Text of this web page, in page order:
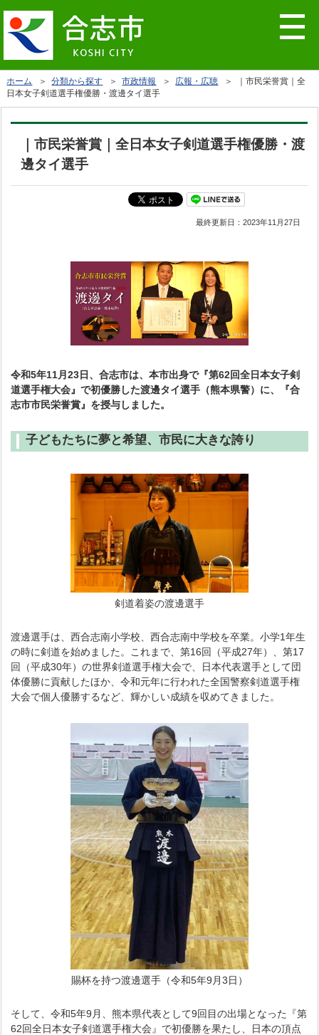
ホーム ＞分類から探す ＞市政情報 ＞ 広報・広聴 ＞ ｜市民栄誉賞｜全
日本女子剣道選手権優勝・渡邊タイ選手
｜市民栄誉賞｜全日本女子剣道選手権優勝・渡
邊タイ選手
最終更新日：2023年11月27日
令和5年11月23日、合志市は、本市出身で『第62回全日本女子剣
道選手権大会』で初優勝した渡邊タイ選手（熊本県警）に、『合
志市市民栄誉賞』を授与しました。
子どもたちに夢と希望、市民に大きな誇り
剣道着姿の渡邊選手
渡邊選手は、西合志南小学校、西合志南中学校を卒業。小学1年生
の時に剣道を始めました。これまで、第16回（平成27年）、第17
回（平成30年）の世界剣道選手権大会で、日本代表選手として団
体優勝に貢献したほか、令和元年に行われた全国警察剣道選手権
大会で個人優勝するなど、輝かしい成績を収めてきました。
賜杯を持つ渡邊選手（令和5年9月3日）
そして、令和5年9月、熊本県代表として9回目の出場となった『第
62回全日本女子剣道選手権大会』で初優勝を果たし、日本の頂点